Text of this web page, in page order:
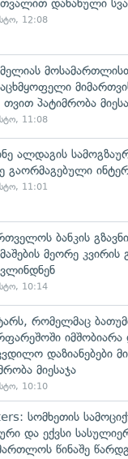
12:08
მელიას
პატიმრობა
11:08
ალდაგის
გაორმაგებული
11:01
ბანკის
მეორე კვირის
10:14
რომელმაც
დაზიანებები
მიესაჯა
10:10
სომხეთის
და ექვსი
წინაშე